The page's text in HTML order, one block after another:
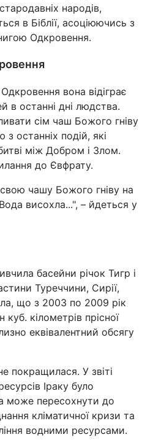
народів,
в Біблії, асоціюючись з
Одкровення.
вона відіграє
в останні дні людства.
сім чаш Божого гніву
останніх подій, які
між Добром і Злом.
до Євфрату.
чашу Божого гніву на
висохла...", – йдеться у
басейни річок Тигр і
Туреччини, Сирії,
що з 2003 по 2009 рік
кілометрів прісної
еквівалентний обсягу
покращилася. У звіті
Іраку було
може пересохнути до
кліматичної кризи та
водними ресурсами.